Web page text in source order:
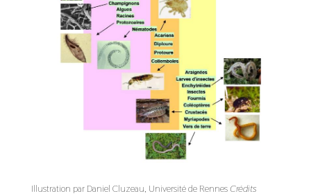
Illustration par Daniel Cluzeau, Université de Rennes Crédits